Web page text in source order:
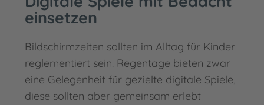
einsetzen
Bildschirmzeiten sollten im Alltag für Kinder
reglementiert sein. Regentage bieten zwar
eine Gelegenheit für gezielte digitale Spiele,
diese sollten aber gemeinsam erlebt